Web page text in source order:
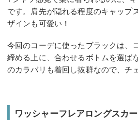
です。肩先が隠れる程度のキャップ
ザインも可愛い！
今回のコーデに使ったブラックは、
締める上に、合わせるボトムを選ば
のカラバリも着回し抜群なので、チ
ワッシャーフレアロングスカー